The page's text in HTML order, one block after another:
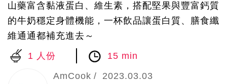
山藥富含黏液蛋白、維生素，搭配堅果與豐富鈣質
的牛奶穩定身體機能，一杯飲品讓蛋白質、膳食纖
維通通都補充進去～
1 人份
15 min
AmCook
2023.03.03